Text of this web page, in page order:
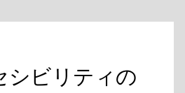
シビリティの